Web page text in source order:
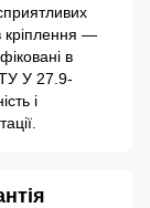
кріплення —
в
ТУ У 27.9-
і